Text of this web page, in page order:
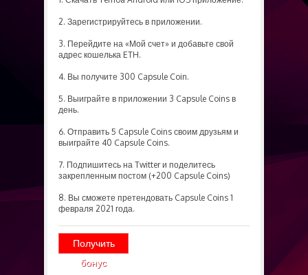
2. Зарегистрируйтесь в приложении.
3. Перейдите на «Мой счет» и добавьте свой
адрес кошелька ETH.
4. Вы получите 300 Capsule Coin.
5. Выиграйте в приложении 3 Capsule Coins в
день.
6. Отправить 5 Capsule Coins своим друзьям и
выиграйте 40 Capsule Coins.
7. Подпишитесь на Twitter и поделитесь
закрепленным постом (+200 Capsule Coins)
8. Вы сможете претендовать Capsule Coins 1
февраля 2021 года.
Получить
бонус